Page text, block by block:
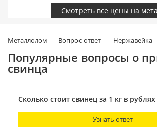
Смотреть все цены на
Металлолом Вопрос-ответ Нержавейка
Популярные вопросы о
свинца
Сколько стоит свинец за 1 кг в
Узнать ответ